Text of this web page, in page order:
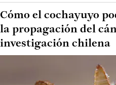
Cómo el cochayuyo
la propagación del
investigación chilena